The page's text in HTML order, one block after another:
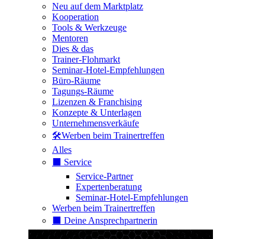
Neu auf dem Marktplatz
Kooperation
Tools & Werkzeuge
Mentoren
Dies & das
Trainer-Flohmarkt
Seminar-Hotel-Empfehlungen
Büro-Räume
Tagungs-Räume
Lizenzen & Franchising
Konzepte & Unterlagen
Unternehmensverkäufe
🛠️Werben beim Trainertreffen
Alles
⬛️ Service
Service-Partner
Expertenberatung
Seminar-Hotel-Empfehlungen
Werben beim Trainertreffen
⬛️ Deine Ansprechpartnerin